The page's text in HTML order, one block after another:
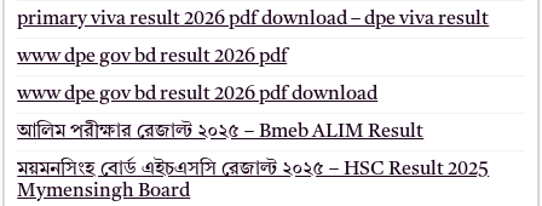
primary viva result 2026 pdf download – dpe viva result
www dpe gov bd result 2026 pdf
www dpe gov bd result 2026 pdf download
আলিম পরীক্ষার রেজাল্ট ২০২৫ – Bmeb ALIM Result
ময়মনসিংহ বোর্ড এইচএসসি রেজাল্ট ২০২৫ – HSC Result 2025
Mymensingh Board